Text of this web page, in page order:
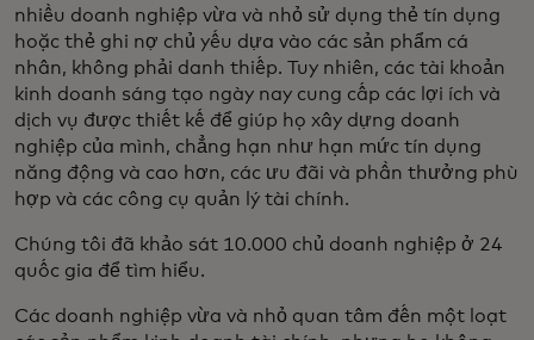
nhiều doanh nghiệp vừa và nhỏ sử dụng thẻ tín dụng
hoặc thẻ ghi nợ chủ yếu dựa vào các sản phẩm cá
nhân, không phải danh thiếp. Tuy nhiên, các tài khoản
kinh doanh sáng tạo ngày nay cung cấp các lợi ích và
dịch vụ được thiết kế để giúp họ xây dựng doanh
nghiệp của mình, chẳng hạn như hạn mức tín dụng
năng động và cao hơn, các ưu đãi và phần thưởng phù
hợp và các công cụ quản lý tài chính.
Chúng tôi đã khảo sát 10.000 chủ doanh nghiệp ở 24
quốc gia để tìm hiểu.
Các doanh nghiệp vừa và nhỏ quan tâm đến một loạt